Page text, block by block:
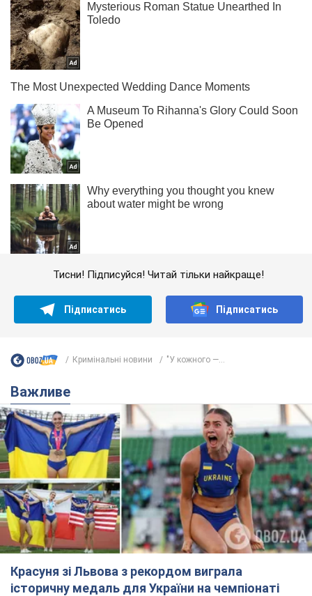
Тисни! Підписуйся! Читай тільки найкраще!
Підписатись Підписатись
Кримінальні новини "У кожного —...
Важливе
Красуня зі Львова з рекордом виграла
історичну медаль для України на чемпіонаті